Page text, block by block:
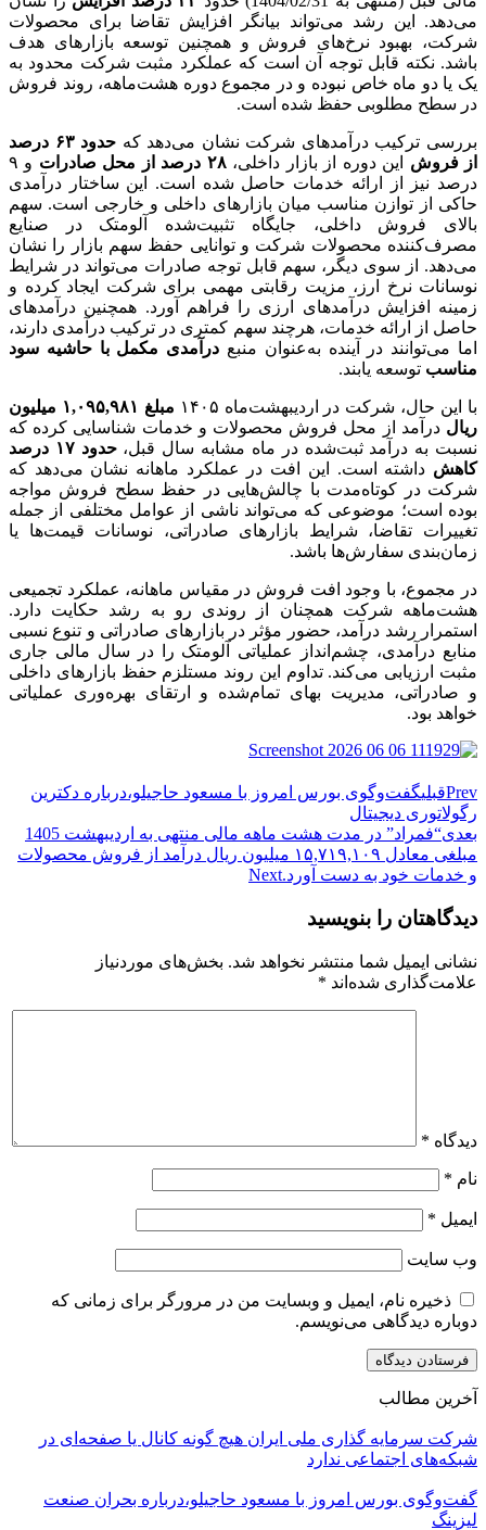
می‌دهد. این رشد می‌تواند بیانگر افزایش تقاضا برای محصولات
شرکت، بهبود نرخ‌های فروش و همچنین توسعه بازارهای هدف
باشد. نکته قابل توجه آن است که عملکرد مثبت شرکت محدود به
یک یا دو ماه خاص نبوده و در مجموع دوره هشت‌ماهه، روند فروش
در سطح مطلوبی حفظ شده است.
بررسی ترکیب درآمدهای شرکت نشان می‌دهد که
حدود ۶۳ درصد
از فروش این دوره از بازار داخلی،۲۸ درصد از محل صادرات
و ۹
درصد نیز از ارائه خدمات حاصل شده است. این ساختار درآمدی
حاکی از توازن مناسب میان بازارهای داخلی و خارجی است. سهم
بالای فروش داخلی، جایگاه تثبیت‌شده آلومتک در صنایع
مصرف‌کننده محصولات شرکت و توانایی حفظ سهم بازار را نشان
می‌دهد. از سوی دیگر، سهم قابل توجه صادرات می‌تواند در شرایط
نوسانات نرخ ارز، مزیت رقابتی مهمی برای شرکت ایجاد کرده و
زمینه افزایش درآمدهای ارزی را فراهم آورد. همچنین درآمدهای
حاصل از ارائه خدمات، هرچند سهم کمتری در ترکیب درآمدی دارند،
اما می‌توانند در آینده به‌عنوان منبع درآمدی مکمل با حاشیه سود
مناسب توسعه یابند.
با این حال، شرکت در اردیبهشت‌ماه ۱۴۰۵
مبلغ ۱,۰۹۵,۹۸۱ میلیون
ریال درآمد از محل فروش محصولات و خدمات شناسایی کرده که
نسبت به درآمد ثبت‌شده در ماه مشابه سال قبل،
حدود ۱۷ درصد
کاهش داشته است. این افت در عملکرد ماهانه نشان می‌دهد که
شرکت در کوتاه‌مدت با چالش‌هایی در حفظ سطح فروش مواجه
بوده است؛ موضوعی که می‌تواند ناشی از عوامل مختلفی از جمله
تغییرات تقاضا، شرایط بازارهای صادراتی، نوسانات قیمت‌ها یا
زمان‌بندی سفارش‌ها باشد.
در مجموع، با وجود افت فروش در مقیاس ماهانه، عملکرد تجمیعی
هشت‌ماهه شرکت همچنان از روندی رو به رشد حکایت دارد.
استمرار رشد درآمد، حضور مؤثر در بازارهای صادراتی و تنوع نسبی
منابع درآمدی، چشم‌انداز عملیاتی آلومتک را در سال مالی جاری
مثبت ارزیابی می‌کند. تداوم این روند مستلزم حفظ بازارهای داخلی
و صادراتی، مدیریت بهای تمام‌شده و ارتقای بهره‌وری عملیاتی
خواهد بود.
Prevقبلیگفت‌وگوی بورس امروز با مسعود حاجیلو،درباره دکترین
رگولاتوری دیجیتال
بعدی
“فمراد” در مدت هشت ماهه مالی منتهی به اردیبهشت 1405
مبلغی معادل ۱۵,۷۱۹,۱۰۹ میلیون ریال درآمد از فروش محصولات
و خدمات خود به دست آورد.Next
دیدگاهتان را بنویسید
نشانی ایمیل شما منتشر نخواهد شد. بخش‌های موردنیاز
علامت‌گذاری شده‌اند *
دیدگاه *
نام *
ایمیل *
وب‌ سایت
ذخیره نام، ایمیل و وبسایت من در مرورگر برای زمانی که
دوباره دیدگاهی می‌نویسم.
آخرین مطالب
شرکت سرمایه گذاری ملی ایران هیچ گونه کانال یا صفحه‌ای در
شبکه‌های اجتماعی ندارد
گفت‌وگوی بورس امروز با مسعود حاجیلو،درباره بحران صنعت
لیزینگ